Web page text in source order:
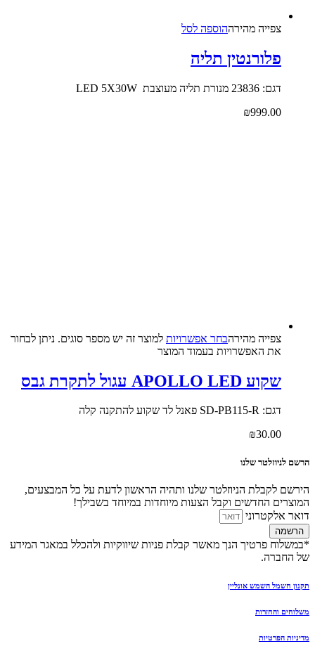
צפייה‬ ‫מהירה‬הוספה לסל
פלורנטין תליה
דגם: 23836 מנורת תליה מעוצבת LED 5X30W
₪999.00
צפייה‬ ‫מהירה‬בחר אפשרויות למוצר זה יש מספר סוגים. ניתן לבחור
את האפשרויות בעמוד המוצר
שקוע APOLLO LED עגול לתקרת גבס
דגם: SD-PB115-R פאנל לד שקוע להתקנה קלה
₪30.00
הרשם לניוזלטר שלנו
הירשם לקבלת הניוזלטר שלנו ותהיה הראשון לדעת על כל המבצעים,
המוצרים החדשים וקבל הצעות מיוחדות במיוחד בשבילך!
דואר אלקטרוני
הרשמה
*במשלוח פרטיך הנך מאשר קבלת פניות שיווקיות ולהכלל במאגר המידע
של החברה.
תקנון חשמל השמש אונליין
משלוחים והחזרות
מדיניות הפרטיות